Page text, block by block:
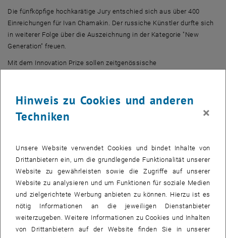
Die fünfköpfige hochkarätige Jury entschied sich aus über 400
Einreichungen für Ivan Chamakin. Der russiche Künstler durfte sich
in weiterer Folge über die Auszeichnung in der Kategorie "New
Generation" freuen.
Mit dem Innovation Prize sollen zeitgenössische
gelenkt werden. Die Auszeichnung wurde 2005 ins Leben gerufen
Unterstützung des Kulturministeriums der Russischen Föderation
vergeben.
Ivan Chemakin an der TU Wien
Ivan Chemakin ist ein Maler, Grafiker und Bildhauer, der sich mit dem
Leben der Menschen und der alltäglichen urbanen Realität
auseinandersetzt. Die sensible Einstellung des Künstlers zu
Materialien und Texturen hat dazu beigetragen, dass er seine
künstlerischen Techniken ständig erweitert hat - von flachen
Hinweis zu Cookies und anderen
Techniken
×
Unsere Website verwendet Cookies und bindet Inhalte von
Drittanbietern ein, um die grundlegende Funktionalität unserer
Website zu gewährleisten sowie die Zugriffe auf unserer
Website zu analysieren und um Funktionen für soziale Medien
und zielgerichtete Werbung anbieten zu können. Hierzu ist es
nötig Informationen an die jeweiligen Dienstanbieter
weiterzugeben. Weitere Informationen zu Cookies und Inhalten
von Drittanbietern auf der Website finden Sie in unserer